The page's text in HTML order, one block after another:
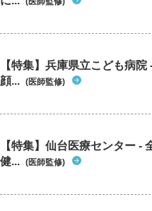
【特集】兵庫県立こども病
顔... (医師監修)
【特集】仙台医療センター -
健... (医師監修)